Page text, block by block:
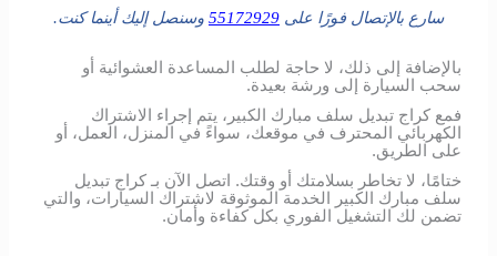
سارع بالإتصال فورًا على 55172929 وسنصل إليك أينما كنت.
بالإضافة إلى ذلك، لا حاجة لطلب المساعدة العشوائية أو
سحب السيارة إلى ورشة بعيدة.
فمع كراج تبديل سلف مبارك الكبير، يتم إجراء الاشتراك
الكهربائي المحترف في موقعك، سواءً في المنزل، العمل، أو
على الطريق.
ختامًا، لا تخاطر بسلامتك أو وقتك. اتصل الآن بـ كراج تبديل
سلف مبارك الكبير الخدمة الموثوقة لاشتراك السيارات، والتي
تضمن لك التشغيل الفوري بكل كفاءة وأمان.